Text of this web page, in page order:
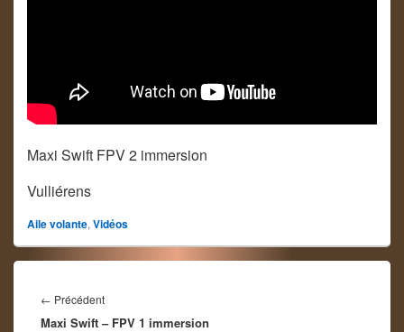
Maxi Swift FPV 2 immersion
Vulliérens
Aile volante, Vidéos
de
l’article
← PrécédentArticle
précédent :
Maxi Swift – FPV 1 immersion